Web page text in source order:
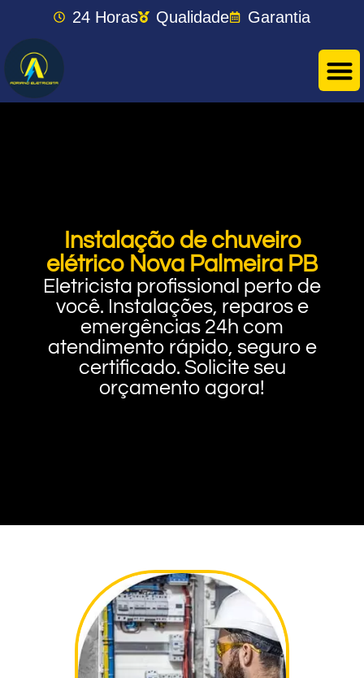
24 Horas Qualidade Garantia
Instalação de chuveiro
elétrico Nova Palmeira PB
Eletricista profissional perto de
você. Instalações, reparos e
emergências 24h com
atendimento rápido, seguro e
certificado. Solicite seu
orçamento agora!